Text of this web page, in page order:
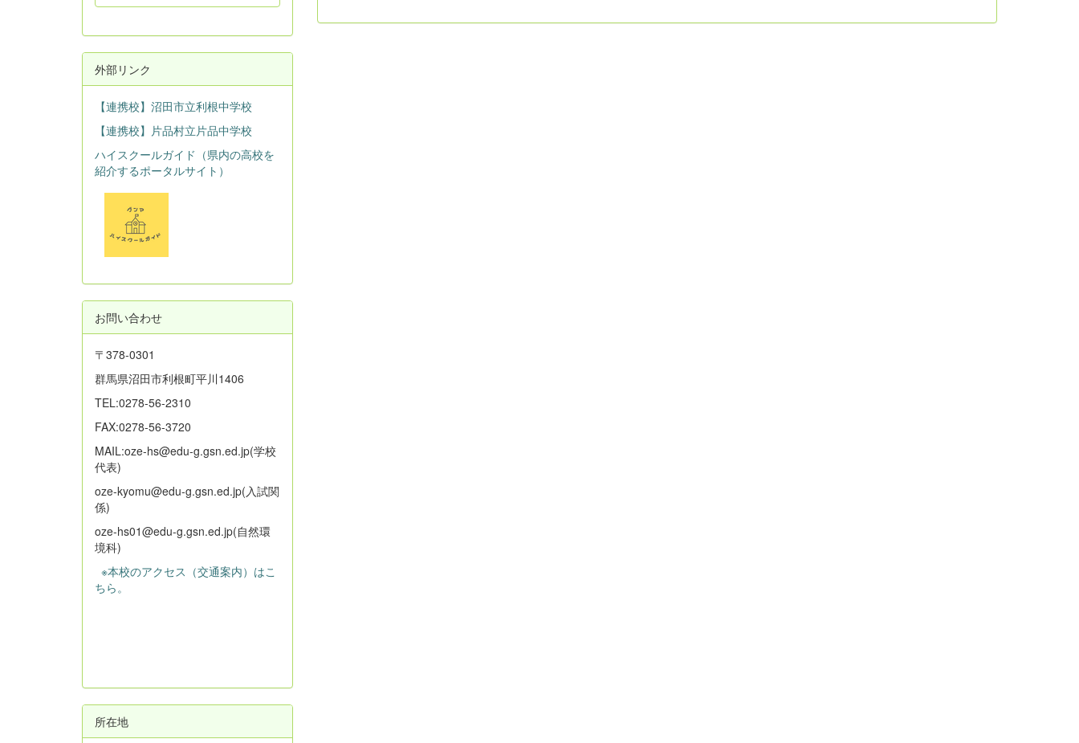
外部リンク
【連携校】沼田市立利根中学校
【連携校】片品村立片品中学校
ハイスクールガイド（県内の高校を
紹介するポータルサイト）
お問い合わせ
〒378-0301
群馬県沼田市利根町平川1406
TEL:0278-56-2310
FAX:0278-56-3720
MAIL:oze-hs@edu-g.gsn.ed.jp(学校
代表)
oze-kyomu@edu-g.gsn.ed.jp(入試関
係)
oze-hs01@edu-g.gsn.ed.jp(自然環
境科)
※本校のアクセス（交通案内）はこ
ちら。
所在地